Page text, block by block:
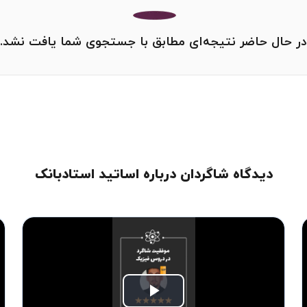
در حال حاضر نتیجه‌ای مطابق با جستجوی شما یافت نشد.
دیدگاه شاگردان درباره اساتید استادبانک